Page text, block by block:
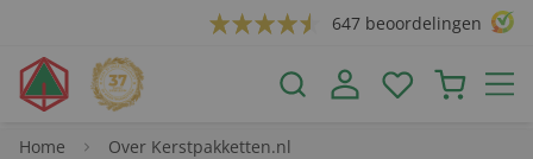
647 beoordelingen
Home Over Kerstpakketten.nl